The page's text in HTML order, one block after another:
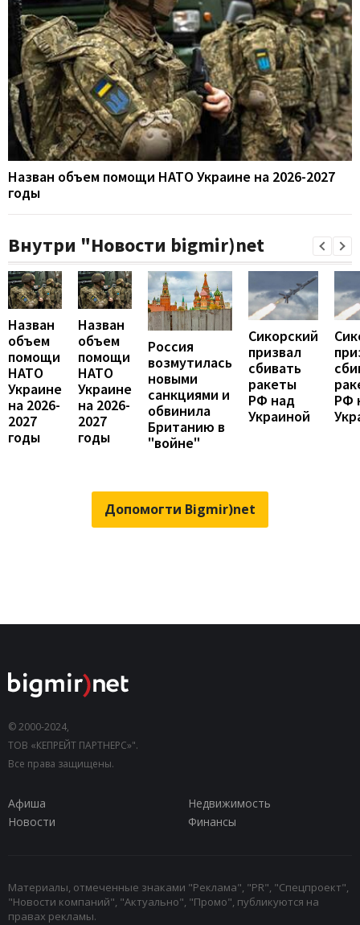
Назван объем помощи НАТО Украине на 2026-2027
годы
Внутри "Новости bigmir)net
Назван
объем
помощи
НАТО
Украине
на 2026-
2027
годы
Назван
объем
помощи
НАТО
Украине
на 2026-
2027
годы
Россия
возмутилась
новыми
санкциями и
обвинила
Британию в
"войне"
Сикорский
призвал
сбивать
ракеты
РФ над
Украиной
РФ
Допомогти Bigmir)net
© 2000-2024,
ТОВ «КЕПРЕЙТ ПАРТНЕРС»".
Все права защищены.
Афиша
Недвижимость
Новости
Финансы
Материалы, отмеченные знаками "Реклама", "PR", "Спецпроект",
"Новости компаний", "Актуально", "Промо", публикуются на
правах рекламы.